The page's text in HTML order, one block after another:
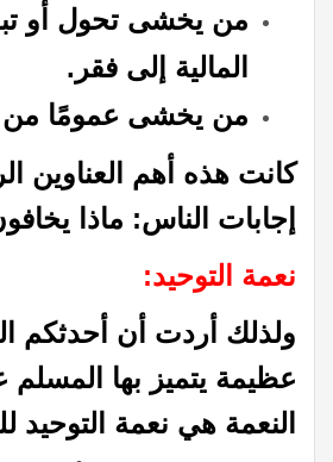
من يخشى تحول أو
المالية إلى فقر.
من يخشى عمومًا من
كانت هذه أهم العناوين
إجابات الناس: ماذا
نعمة التوحيد:
ولذلك أردت أن أحدثكم
عظيمة يتميز بها
النعمة هي نعمة التوحيد